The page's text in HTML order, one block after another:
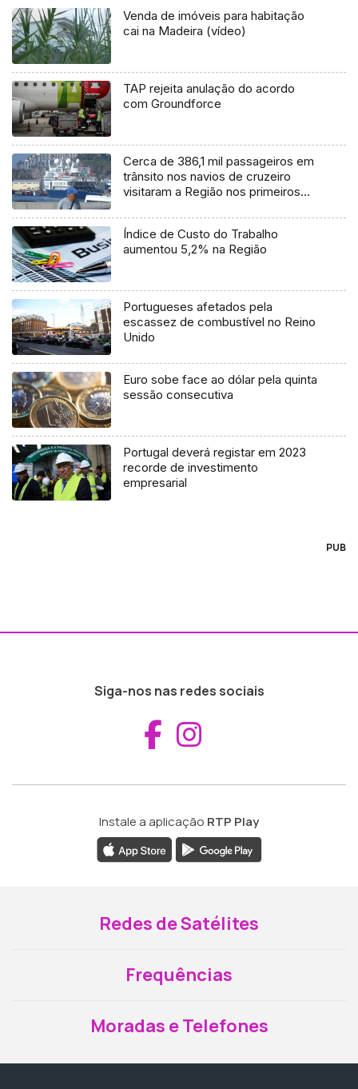
Venda de imóveis para habitação
cai na Madeira (vídeo)
TAP rejeita anulação do acordo
com Groundforce
Cerca de 386,1 mil passageiros em
trânsito nos navios de cruzeiro
visitaram a Região nos primeiros
Índice de Custo do Trabalho
aumentou 5,2% na Região
Portugueses afetados pela
escassez de combustível no Reino
Unido
Euro sobe face ao dólar pela quinta
sessão consecutiva
Portugal deverá registar em 2023
recorde de investimento
empresarial
PUB
Siga-nos nas redes sociais
Aceder ao
Instale a aplicação RTP Play
Redes de Satélites
Frequências
Moradas e Telefones